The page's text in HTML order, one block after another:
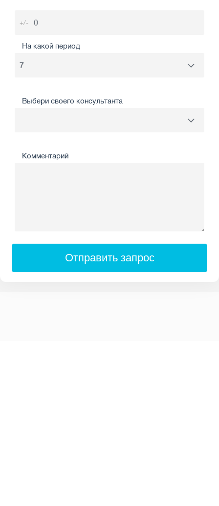
+/-
На какой период
Выбери своего консультанта
Комментарий
Отправить запрос